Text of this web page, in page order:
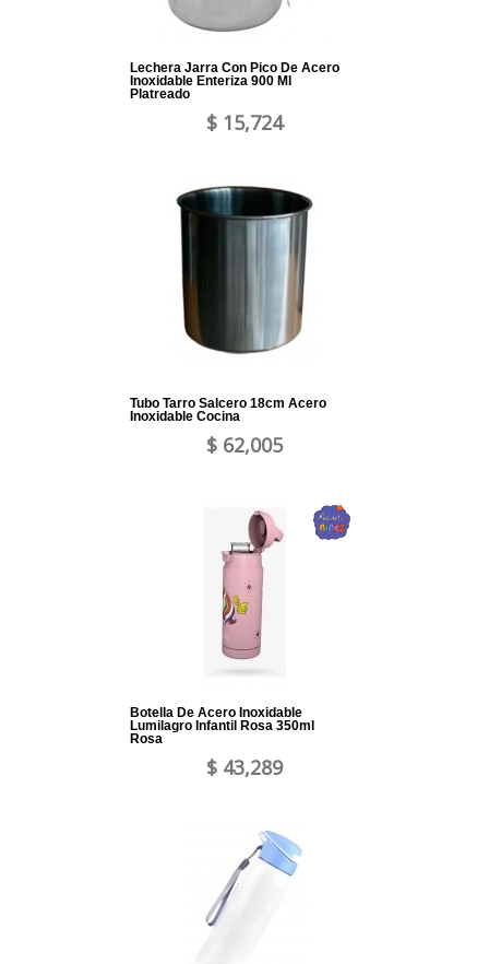
Lechera Jarra Con Pico De Acero
Inoxidable Enteriza 900 Ml
Platreado
$ 15,724
Tubo Tarro Salcero 18cm Acero
Inoxidable Cocina
$ 62,005
Botella De Acero Inoxidable
Lumilagro Infantil Rosa 350ml
Rosa
$ 43,289